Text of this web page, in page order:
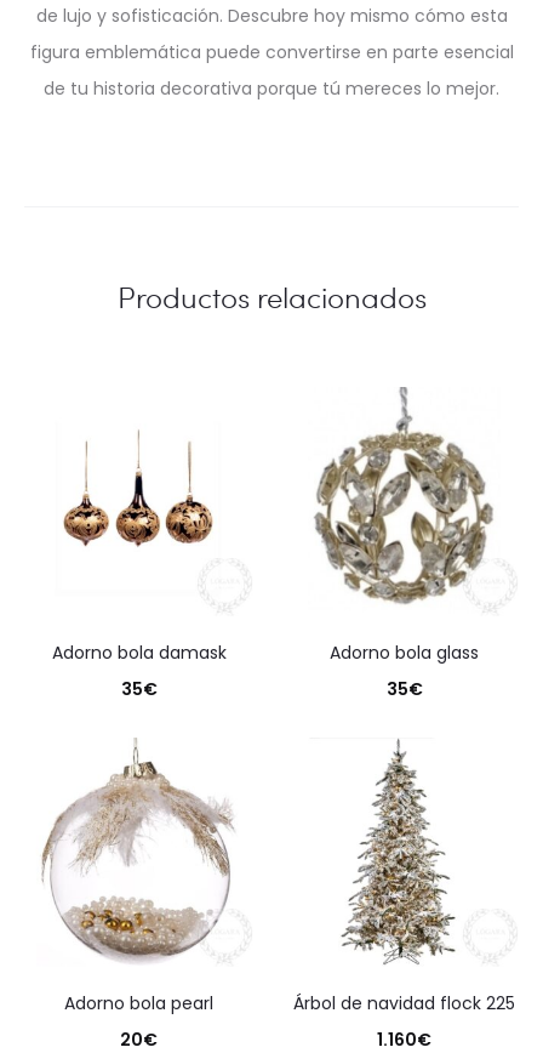
de lujo y sofisticación. Descubre hoy mismo cómo esta
figura emblemática puede convertirse en parte esencial
de tu historia decorativa porque tú mereces lo mejor.
Productos relacionados
adorno bola damask
35€
adorno bola glass
35€
adorno bola pearl
20€
árbol de navidad flock 225
1.160€